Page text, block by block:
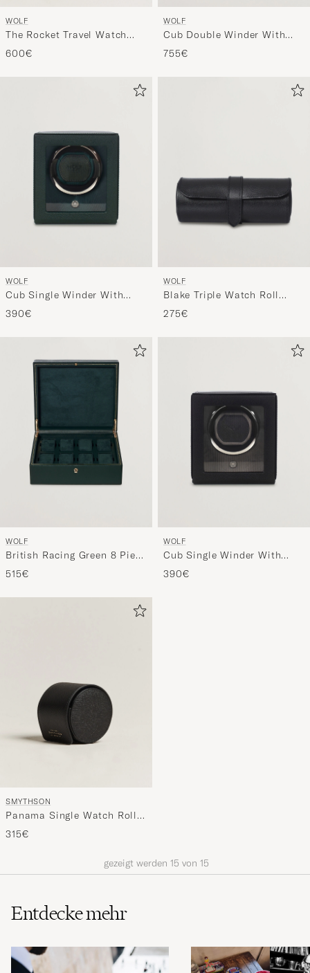
WOLF
The Rocket Travel Watch
Winder Black
600€
WOLF
Cub Double Winder With
Cover Black
755€
WOLF
Cub Single Winder With
Cover Green
390€
WOLF
Blake Triple Watch Roll
Black/Purple
275€
WOLF
British Racing Green 8 Piece
Watch Box
515€
WOLF
Cub Single Winder With
Cover Black
390€
SMYTHSON
Panama Single Watch Roll
Black
315€
gezeigt werden 15 von 15
Entdecke mehr